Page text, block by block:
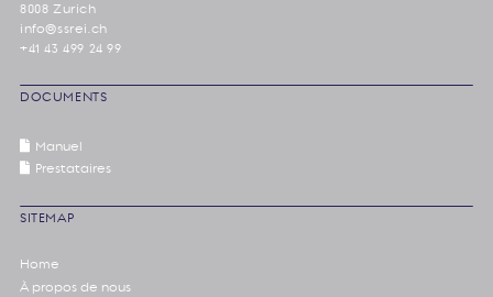
8008 Zurich
info@ssrei.ch
+41 43 499 24 99
DOCUMENTS
Manuel
Prestataires
SITEMAP
Home
À propos de nous